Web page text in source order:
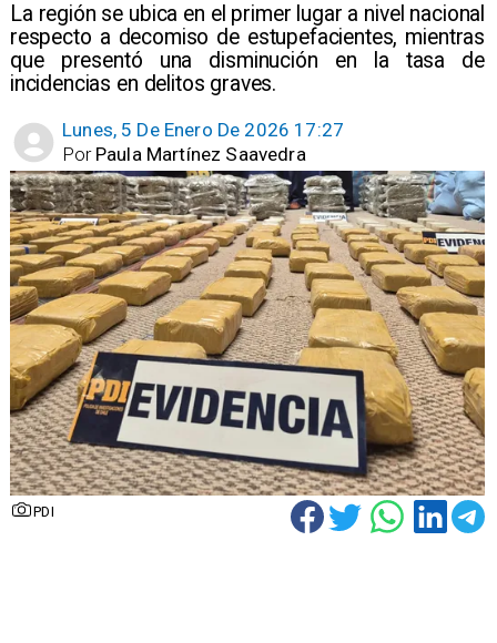
La región se ubica en el primer lugar a nivel nacional
respecto a decomiso de estupefacientes, mientras
que presentó una disminución en la tasa de
incidencias en delitos graves.
Lunes, 5 De Enero De 2026 17:27
Paula Martínez Saavedra
Por
PDI